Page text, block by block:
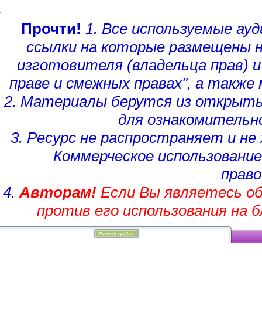
Прочти! 1. Все используемые
ссылки на которые размещены
изготовителя (владельца прав)
праве и смежных правах", а
2. Материалы берутся из
для
3. Ресурс не распространяет и
Коммерческое
4. Авторам!Если Вы являетесь
против его использования на